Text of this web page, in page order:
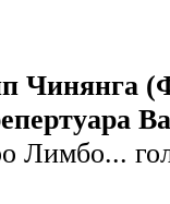
Чинянга
Лимбо...